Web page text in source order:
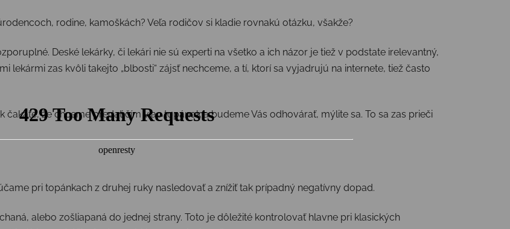
rodine, kamoškách? Veľa rodičov si kladie rovnakú otázku, všakže?
Deské lekárky, či lekári nie sú experti na všetko a ich názor je tiež v podstate irelevantný,
lekármi zas kvôli takejto „blbosti“ zájsť nechceme, a tí, ktorí sa vyjadrujú na internete, tiež často
že chceme predať čím viac topánok a budeme Vás odhovárať, mýlite sa. To sa zas prieči
pri topánkach z druhej ruky nasledovať a znížiť tak prípadný negatívny dopad.
alebo zošliapaná do jednej strany. Toto je dôležité kontrolovať hlavne pri klasických